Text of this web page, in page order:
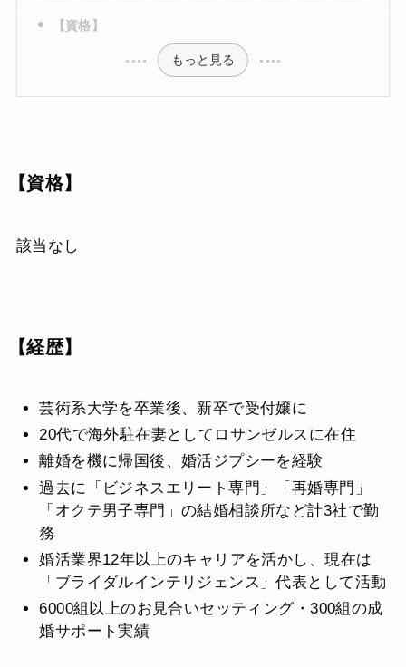
【資格】
もっと見る
【資格】
該当なし
【経歴】
芸術系大学を卒業後、新卒で受付嬢に
20代で海外駐在妻としてロサンゼルスに在住
離婚を機に帰国後、婚活ジプシーを経験
過去に「ビジネスエリート専門」「再婚専門」
「オクテ男子専門」の結婚相談所など計3社で勤
務
婚活業界12年以上のキャリアを活かし、現在は
「ブライダルインテリジェンス」代表として活動
6000組以上のお見合いセッティング・300組の成
婚サポート実績